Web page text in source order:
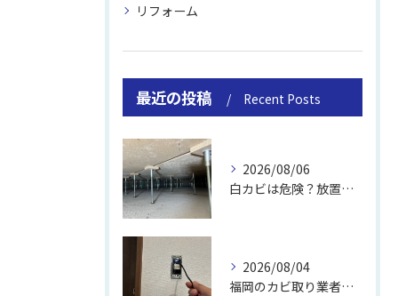
リフォーム
最近の投稿 Recent Posts
2026/08/06
白カビは危険？放置のリスクと取り方
2026/08/04
福岡のカビ取り業者おすすめの選び方と費用